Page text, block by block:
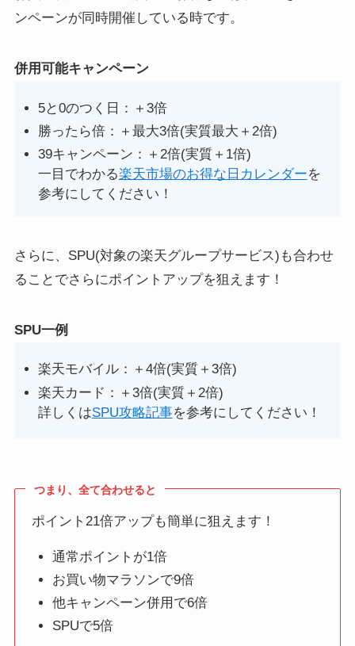
ンペーンが同時開催している時です。
併用可能キャンペーン
5と0のつく日：＋3倍
勝ったら倍：＋最大3倍(実質最大＋2倍)
39キャンペーン：＋2倍(実質＋1倍)
一目でわかる楽天市場のお得な日カレンダーを
参考にしてください！
さらに、SPU(対象の楽天グループサービス)も合わせ
ることでさらにポイントアップを狙えます！
SPU一例
楽天モバイル：＋4倍(実質＋3倍)
楽天カード：＋3倍(実質＋2倍)
詳しくはSPU攻略記事を参考にしてください！
つまり、全て合わせると
ポイント21倍アップも簡単に狙えます！
通常ポイントが1倍
お買い物マラソンで9倍
他キャンペーン併用で6倍
SPUで5倍